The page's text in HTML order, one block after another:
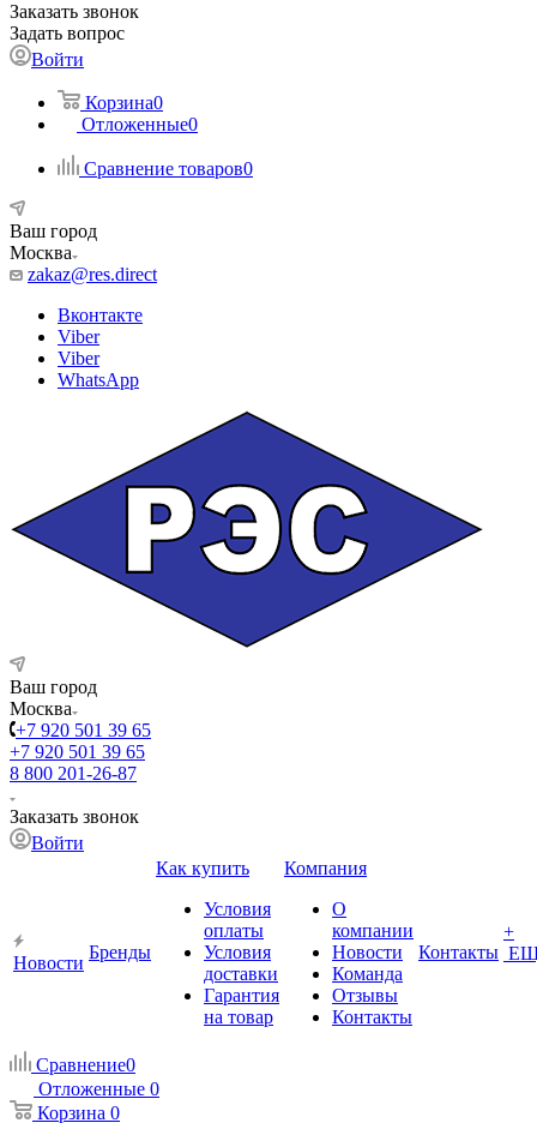
Заказать звонок
Задать вопрос
Войти
Корзина0
Отложенные0
Сравнение товаров0
Ваш город
Москва
zakaz@res.direct
Вконтакте
Viber
Viber
WhatsApp
Ваш город
Москва
+7 920 501 39 65
+7 920 501 39 65
8 800 201-26-87
Заказать звонок
Войти
Новости
Бренды
Как купить
Условия
оплаты
Условия
доставки
Гарантия
на товар
Компания
О
компании
Новости
Команда
Отзывы
Контакты
Контакты
+
Сравнение0
Отложенные 0
Корзина 0